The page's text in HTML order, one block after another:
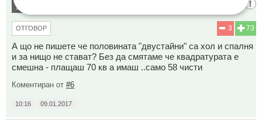
1
73
3
ОТГОВОР
А що не пишете че половината "двустайни" са хол и спалня
и за нищо не стават? Без да смятаме че квадратурата е
смешна - плащаш 70 кв а имаш ..само 58 чисти
Коментиран от #6
10:16 09.01.2017